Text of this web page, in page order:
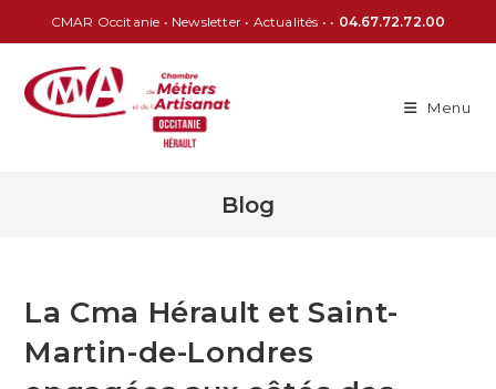
CMAR Occitanie • Newsletter • Actualités • • 04.67.72.72.00
Menu
Blog
La Cma Hérault et Saint-
Martin-de-Londres